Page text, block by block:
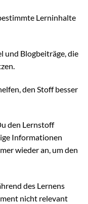
Lerninhalte
und Blogbeiträge, die
den Stoff besser
den Lernstoff
Informationen
wieder an, um den
des Lernens
nicht relevant